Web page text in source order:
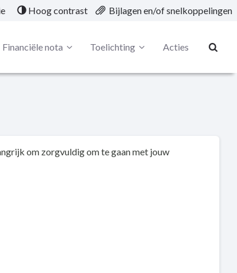
Hoog contrast Bijlagen en/of snelkoppelingen
Financiële nota Toelichting Acties
om zorgvuldig om te gaan met jouw